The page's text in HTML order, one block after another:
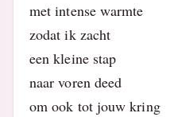
met intense warmte
zodat ik zacht
een kleine stap
naar voren deed
om ook tot jouw kring